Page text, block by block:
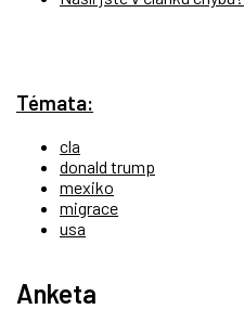
Témata:
cla
donald trump
mexiko
migrace
usa
Anketa